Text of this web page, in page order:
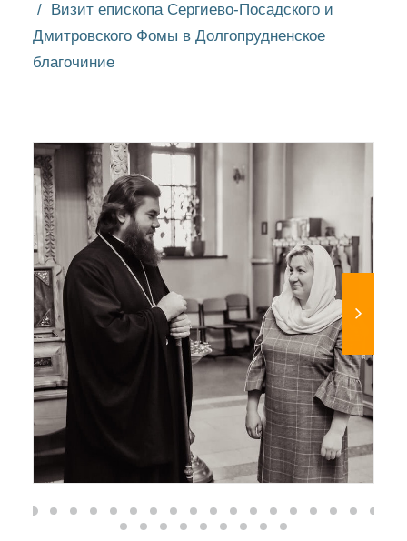
Визит епископа Сергиево-Посадского и
Дмитровского Фомы в Долгопрудненское
благочиние